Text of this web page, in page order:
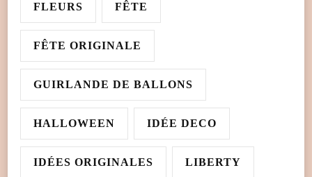
FLEURS FÊTE
FÊTE ORIGINALE
GUIRLANDE DE BALLONS
HALLOWEEN IDÉE DECO
IDÉES ORIGINALES LIBERTY